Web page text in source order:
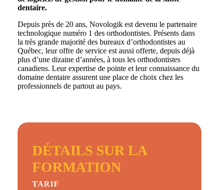
dentaire.
Depuis près de 20 ans, Novologik est devenu le partenaire
technologique numéro 1 des orthodontistes. Présents dans
la très grande majorité des bureaux d’orthodontistes au
Québec, leur offre de service est aussi offerte, depuis déjà
plus d’une dizaine d’années, à tous les orthodontistes
canadiens. Leur expertise de pointe et leur connaissance du
domaine dentaire assurent une place de choix chez les
professionnels de partout au pays.
DÉTAILS SUR LA
FORMATION
TARIF